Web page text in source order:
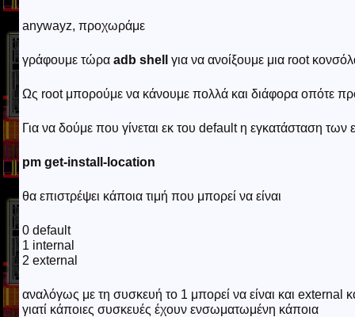
anywayz, προχωράμε
γράφουμε τώρα adb shell για να ανοίξουμε μια root
Ως root μπορούμε να κάνουμε πολλά και διάφορα οπότε
Για να δούμε που γίνεται εκ του default η εγκατάσταση
pm get-install-location
θα επιστρέψει κάποια τιμή που μπορεί να είναι
0 default
1 internal
2 external
αναλόγως με τη συσκευή το 1 μπορεί να είναι και external
γιατί κάποιες συσκευές έχουν ενσωματωμένη κάποια